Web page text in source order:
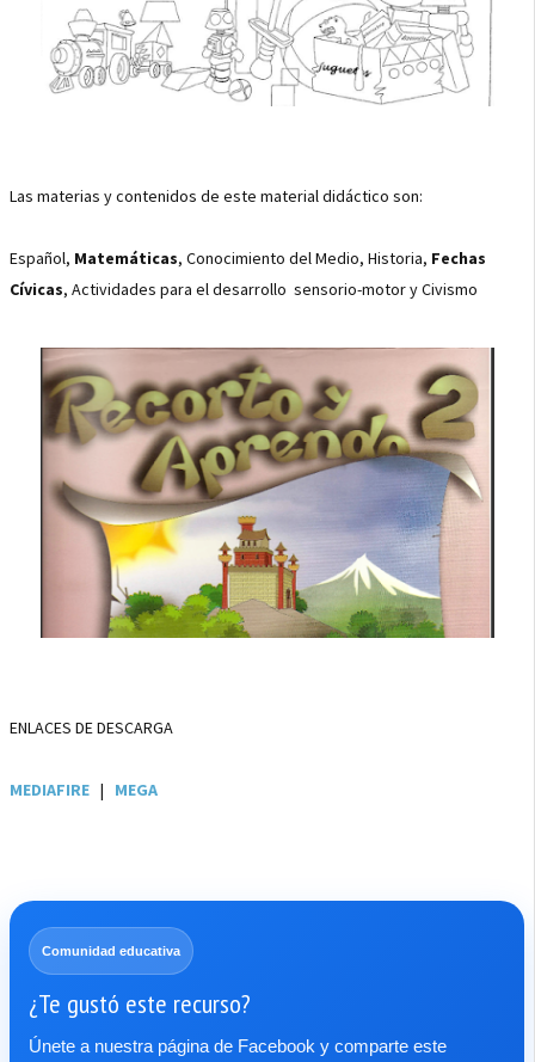
Las materias y contenidos de este material didáctico son:
Español, Matemáticas, Conocimiento del Medio, Historia, Fechas
Cívicas, Actividades para el desarrollo sensorio-motor y Civismo
ENLACES DE DESCARGA
MEDIAFIRE | MEGA
Comunidad educativa
¿Te gustó este recurso?
Únete a nuestra página de Facebook y comparte este